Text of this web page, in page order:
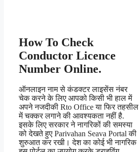
How To Check
Conductor Licence
Number Online.
ऑनलाइन नाम से कंडक्टर लाइसेंस नंबर
चेक करने के लिए आपको किसी भी हाल में
अपने नजदीकी Rto Office या फिर तहसील
में चक्कर लगाने की आवश्यकता नहीं है.
इसके लिए सरकार ने नागरिकों की समस्या
को देखते हुए Parivahan Seava Portal की
शुरुआत कर रखी। देश का कोई भी नागरिक